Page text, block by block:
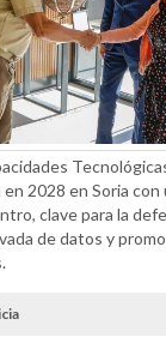
2028 en Soria
clave para la
de datos y